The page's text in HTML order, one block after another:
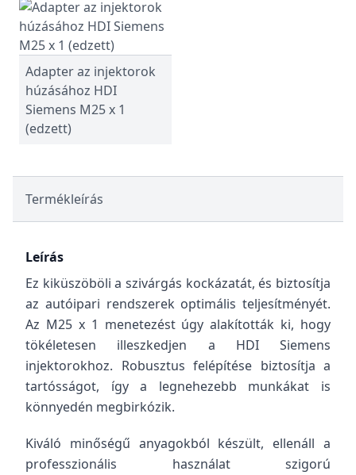
Adapter az injektorok
húzásához HDI
Siemens M25 x 1
(edzett)
Termékleírás
Leírás
Ez kiküszöböli a szivárgás kockázatát, és biztosítja
az autóipari rendszerek optimális teljesítményét.
Az M25 x 1 menetezést úgy alakították ki, hogy
tökéletesen illeszkedjen a HDI Siemens
injektorokhoz. Robusztus felépítése biztosítja a
tartósságot, így a legnehezebb munkákat is
könnyedén megbirkózik.
Kiváló minőségű anyagokból készült, ellenáll a
professzionális használat szigorú